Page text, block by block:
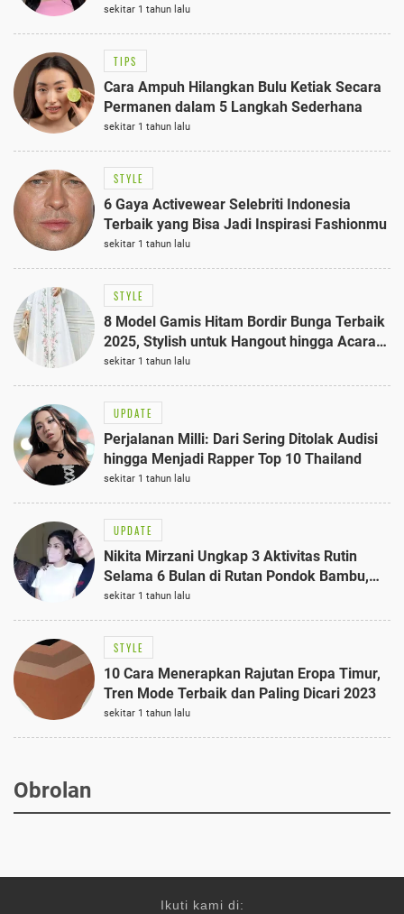
Anggun dengan Kaftan Cokelat
sekitar 1 tahun lalu
TIPS
Cara Ampuh Hilangkan Bulu Ketiak Secara
Permanen dalam 5 Langkah Sederhana
sekitar 1 tahun lalu
STYLE
6 Gaya Activewear Selebriti Indonesia
Terbaik yang Bisa Jadi Inspirasi Fashionmu
sekitar 1 tahun lalu
STYLE
8 Model Gamis Hitam Bordir Bunga Terbaik
2025, Stylish untuk Hangout hingga Acara
Semi-Formal
sekitar 1 tahun lalu
UPDATE
Perjalanan Milli: Dari Sering Ditolak Audisi
hingga Menjadi Rapper Top 10 Thailand
sekitar 1 tahun lalu
UPDATE
Nikita Mirzani Ungkap 3 Aktivitas Rutin
Selama 6 Bulan di Rutan Pondok Bambu,
Terungkap!
sekitar 1 tahun lalu
STYLE
10 Cara Menerapkan Rajutan Eropa Timur,
Tren Mode Terbaik dan Paling Dicari 2023
sekitar 1 tahun lalu
Obrolan
Ikuti kami di: